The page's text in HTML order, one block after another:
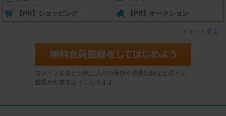
【PR】ショッピング 【PR】オークション
もっと見る
ログインするとお気に入りの保存や燃費記録など様々な
管理が出来るようになります